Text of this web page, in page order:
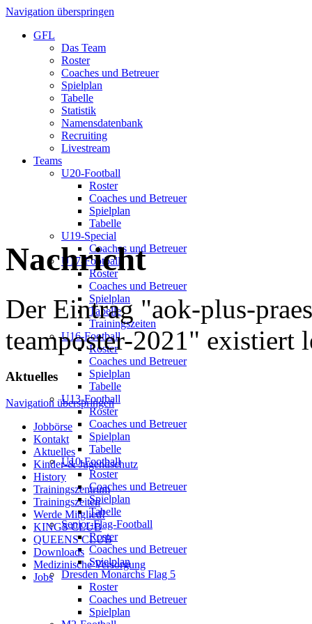
Navigation überspringen
GFL
Das Team
Roster
Coaches und Betreuer
Spielplan
Tabelle
Statistik
Namensdatenbank
Recruiting
Livestream
Teams
U20-Football
Roster
Coaches und Betreuer
Spielplan
Tabelle
U19-Special
Coaches und Betreuer
U17-Football
Roster
Coaches und Betreuer
Spielplan
Tabelle
Trainingszeiten
U16-Football
Roster
Coaches und Betreuer
Spielplan
Tabelle
U13-Football
Roster
Coaches und Betreuer
Spielplan
Tabelle
U10-Football
Roster
Coaches und Betreuer
Spielplan
Tabelle
Senior-Flag-Football
Roster
Coaches und Betreuer
Spielplan
Dresden Monarchs Flag 5
Roster
Coaches und Betreuer
Spielplan
Nachricht
Der Eintrag "aok-plus-
teamposter-2021" existiert
Aktuelles
Navigation überspringen
Jobbörse
Kontakt
Aktuelles
Kinder-& Jugendschutz
History
Trainingszentrum
Trainingszeiten
Werde Mitglied!
KINGS CLUB
QUEENS CLUB
Downloads
Medizinische Versorgung
Jobs